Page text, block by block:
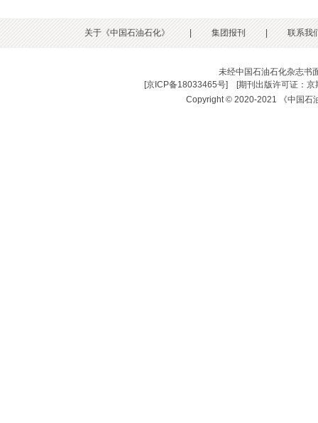
关于《中国石油石化》 集团报刊 联系我
未经中国石油石化杂志书
[京ICP备18033465号] [期刊出版许可证：
Copyright © 2020-2021 《中国石